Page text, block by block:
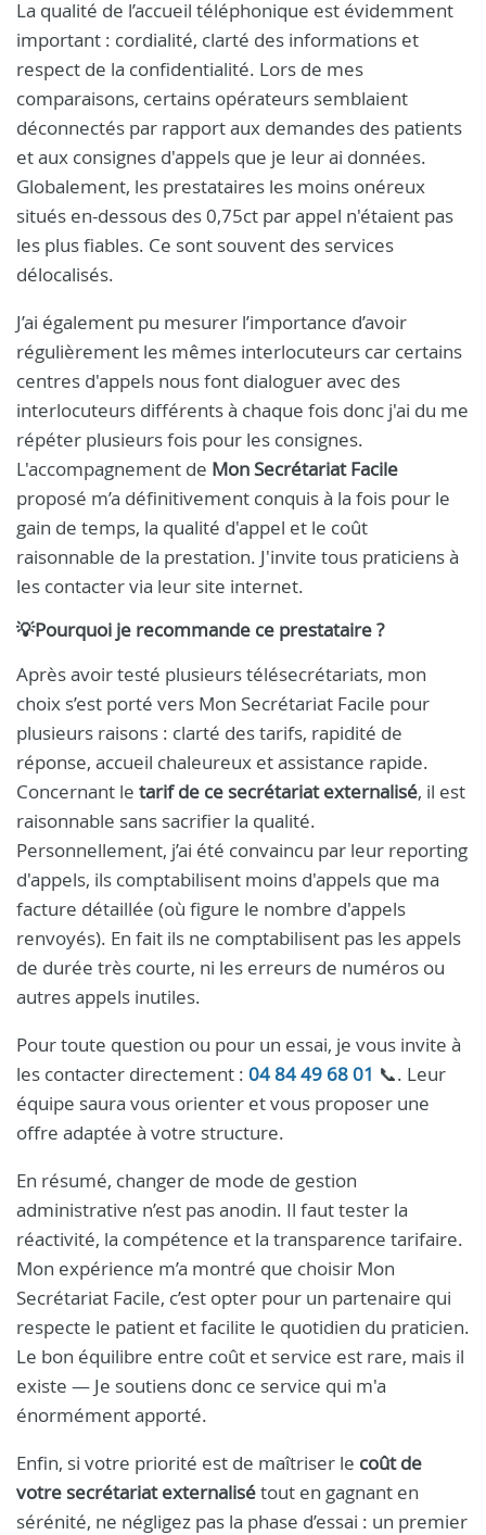
La qualité de l’accueil téléphonique est évidemment
important : cordialité, clarté des informations et
respect de la confidentialité. Lors de mes
comparaisons, certains opérateurs semblaient
déconnectés par rapport aux demandes des patients
et aux consignes d'appels que je leur ai données.
Globalement, les prestataires les moins onéreux
situés en-dessous des 0,75ct par appel n'étaient pas
les plus fiables. Ce sont souvent des services
délocalisés.
J’ai également pu mesurer l’importance d’avoir
régulièrement les mêmes interlocuteurs car certains
centres d'appels nous font dialoguer avec des
interlocuteurs différents à chaque fois donc j'ai du me
répéter plusieurs fois pour les consignes.
L'accompagnement de Mon Secrétariat Facile
proposé m’a définitivement conquis à la fois pour le
gain de temps, la qualité d'appel et le coût
raisonnable de la prestation. J'invite tous praticiens à
les contacter via leur site internet.
💡Pourquoi je recommande ce prestataire ?
Après avoir testé plusieurs télésecrétariats, mon
choix s’est porté vers Mon Secrétariat Facile pour
plusieurs raisons : clarté des tarifs, rapidité de
réponse, accueil chaleureux et assistance rapide.
Concernant le tarif de ce secrétariat externalisé, il est
raisonnable sans sacrifier la qualité.
Personnellement, j’ai été convaincu par leur reporting
d'appels, ils comptabilisent moins d'appels que ma
facture détaillée (où figure le nombre d'appels
renvoyés). En fait ils ne comptabilisent pas les appels
de durée très courte, ni les erreurs de numéros ou
autres appels inutiles.
Pour toute question ou pour un essai, je vous invite à
les contacter directement : 04 84 49 68 01 📞. Leur
équipe saura vous orienter et vous proposer une
offre adaptée à votre structure.
En résumé, changer de mode de gestion
administrative n’est pas anodin. Il faut tester la
réactivité, la compétence et la transparence tarifaire.
Mon expérience m’a montré que choisir Mon
Secrétariat Facile, c’est opter pour un partenaire qui
respecte le patient et facilite le quotidien du praticien.
Le bon équilibre entre coût et service est rare, mais il
existe — Je soutiens donc ce service qui m'a
énormément apporté.
Enfin, si votre priorité est de maîtriser le coût de
votre secrétariat externalisétout en gagnant en
sérénité, ne négligez pas la phase d’essai : un premier